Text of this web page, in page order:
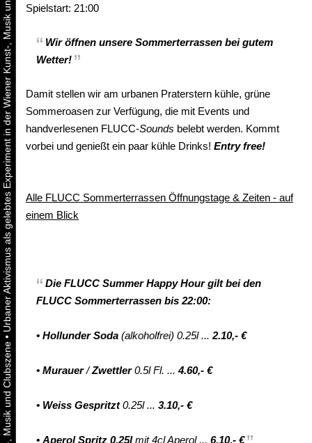
•
Urbaner Aktivismus als gelebtes Experiment in der Wiener Kunst-, Musik und Clubszene Spielstart: 21:00
Wir öffnen unsere Sommerterrassen bei gutem
Wetter!
Damit stellen wir am urbanen Praterstern kühle, grüne
Sommeroasen zur Verfügung, die mit Events und
handverlesenen FLUCC-Sounds belebt werden. Kommt
vorbei und genießt ein paar kühle Drinks! Entry free!
Alle FLUCC Sommerterrassen Öffnungstage & Zeiten - auf
einem Blick
Die FLUCC Summer Happy Hourgilt bei den
FLUCC Sommerterrassen bis 22:00:
• Hollunder Soda (alkoholfrei) 0.25l ... 2.10,- €
• Murauer/Zwettler0.5l Fl. ... 4.60,- €
• Weiss Gespritzt0.25l ... 3.10,- €
• Aperol Spritz 0.25lmit 4cl Aperol ... 6.10,- €